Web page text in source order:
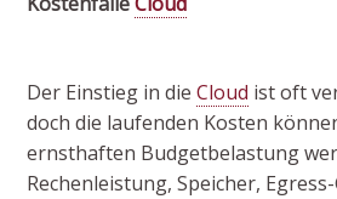
Der Einstieg in dieCloud ist oft
doch die laufenden Kosten
ernsthaften Budgetbelastung
Rechenleistung, Speicher,